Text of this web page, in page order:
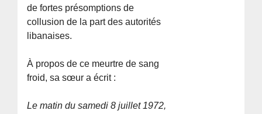
de fortes présomptions de
collusion de la part des autorités
libanaises.
À propos de ce meurtre de sang
froid, sa sœur a écrit :
Le matin du samedi 8 juillet 1972,